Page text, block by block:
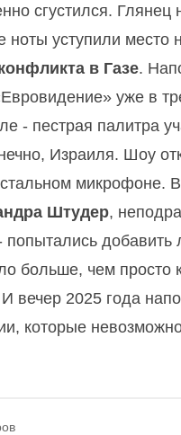
сгустился.
ноты уступили
в Газе.
уже в
- пестрая палитра
Израиля. Шоу
микрофоне.
Штудер,
попытались добавить
больше, чем просто
вечер 2025 года
которые